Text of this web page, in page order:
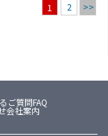
1 2 >>
ご質問FAQ
会社案内